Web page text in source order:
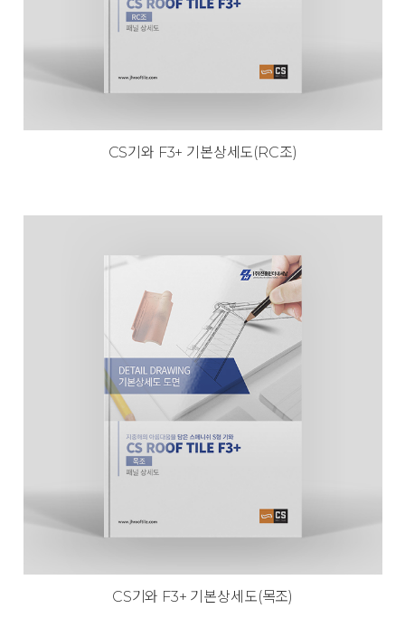
CS기와 F3+ 기본상세도(RC조)
CS기와 F3+ 기본상세도(목조)